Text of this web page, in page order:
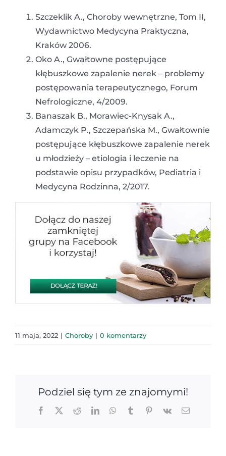
Szczeklik A., Choroby wewnętrzne, Tom II,
Wydawnictwo Medycyna Praktyczna,
Kraków 2006.
Oko A., Gwałtowne postępujące
kłębuszkowe zapalenie nerek – problemy
postępowania terapeutycznego, Forum
Nefrologiczne, 4/2009.
Banaszak B., Morawiec-Knysak A.,
Adamczyk P., Szczepańska M., Gwałtownie
postępujące kłębuszkowe zapalenie nerek
u młodzieży – etiologia i leczenie na
podstawie opisu przypadków, Pediatria i
Medycyna Rodzinna, 2/2017.
11 maja, 2022 | Choroby | 0 komentarzy
Podziel się tym ze znajomymi!
Facebook
X RedditLinkedInWhatsApp
TumblrPinterest
Vk Email